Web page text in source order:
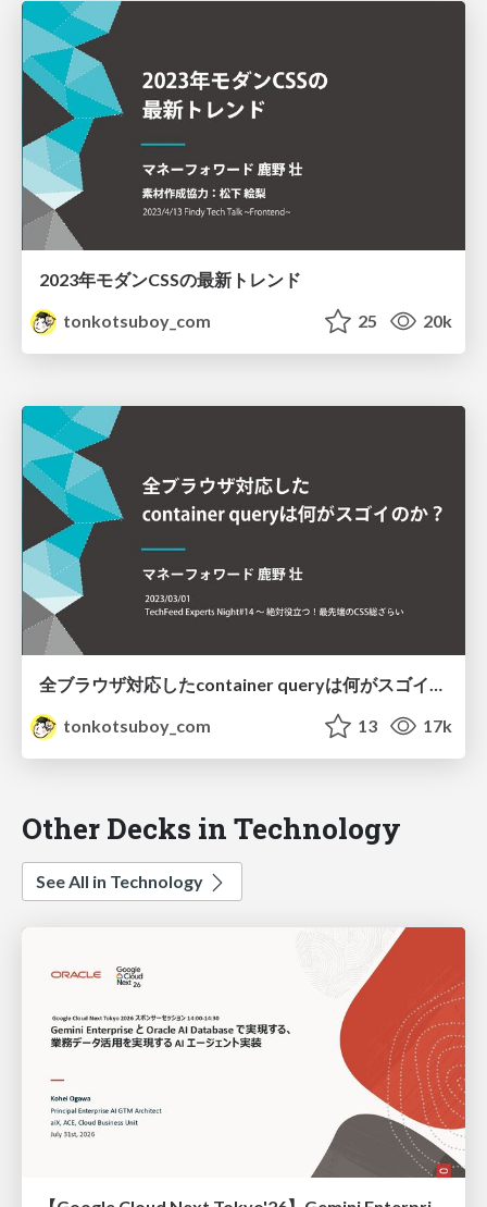
2023年モダンCSSの最新トレンド
tonkotsuboy_com
25 20k
全ブラウザ対応したcontainer queryは何がスゴイのか？
tonkotsuboy_com
13 17k
Other Decks in Technology
See All in Technology